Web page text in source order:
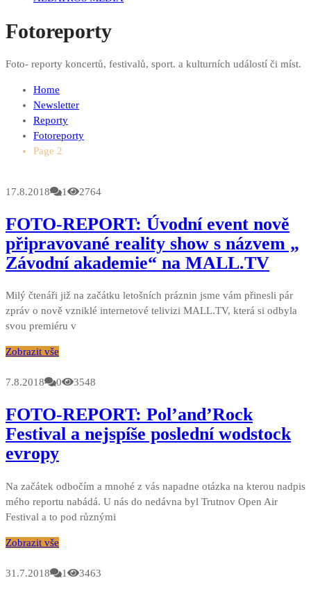
Fotoreporty
Foto- reporty koncertů, festivalů, sport. a kulturních událostí či míst.
Home
Newsletter
Reporty
Fotoreporty
Page 2
17.8.2018 1 2764
FOTO-REPORT: Úvodní event nově
připravované reality show s názvem „
Závodní akademie“ na MALL.TV
Milý čtenáři již na začátku letošních práznin jsme vám přinesli pár
zpráv o nově vzniklé internetové telivizi MALL.TV, která si odbyla
svou premiéru v
Zobrazit vše
7.8.2018 0 3548
FOTO-REPORT: Pol’and’Rock
Festival a nejspíše poslední wodstock
evropy
Na začátek odbočím a mnohé z vás napadne otázka na kterou nadpis
mého reportu nabádá. U nás do nedávna byl Trutnov Open Air
Festival a to pod různými
Zobrazit vše
31.7.2018 1 3463